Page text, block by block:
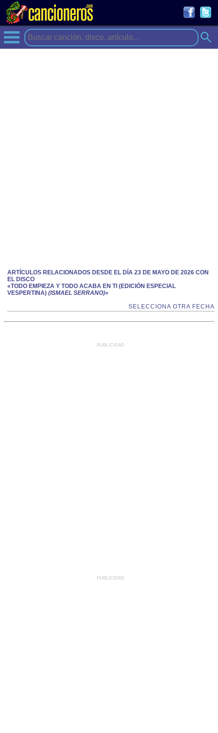
ARTÍCULOS RELACIONADOS DESDE EL DÍA 23 DE MAYO DE 2026 CON
EL DISCO
«TODO EMPIEZA Y TODO ACABA EN TI (EDICIÓN ESPECIAL
VESPERTINA) (ISMAEL SERRANO)»
SELECCIONA OTRA FECHA
PUBLICIDAD
PUBLICIDAD